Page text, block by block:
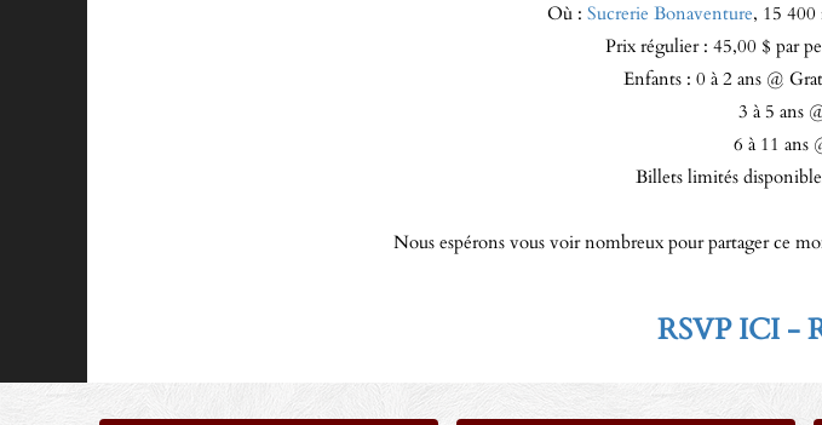
Où : Sucrerie Bonaventure, 15 400
Prix ​​régulier : 45,00 $ par
Enfants : 0 à 2 ans @
3 à 5 ans
6 à 11 ans
Billets limités
Nous espérons vous voir nombreux pour partager ce
RSVP ICI -